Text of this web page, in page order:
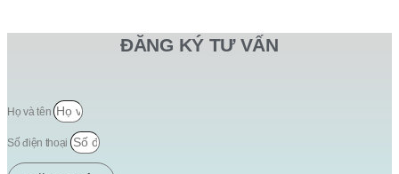
ĐĂNG KÝ TƯ VẤN
Họ và tên
Số điện thoại